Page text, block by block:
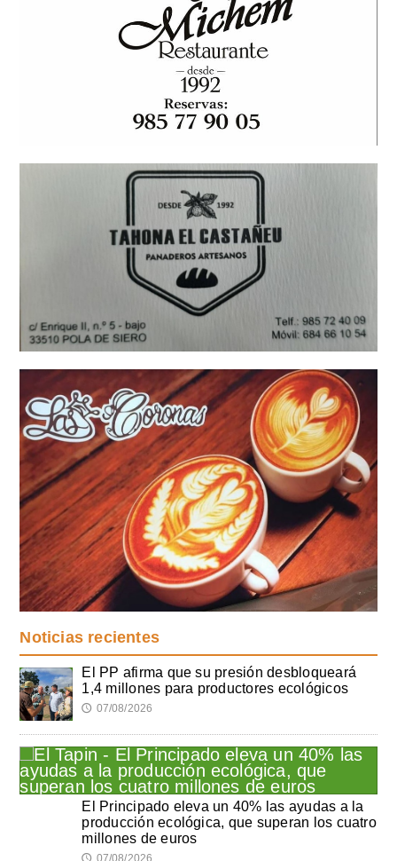
Noticias recientes
El PP afirma que su presión desbloqueará
1,4 millones para productores ecológicos
🕔 07/08/2026
El Principado eleva un 40% las ayudas a la
producción ecológica, que superan los cuatro
millones de euros
🕔 07/08/2026